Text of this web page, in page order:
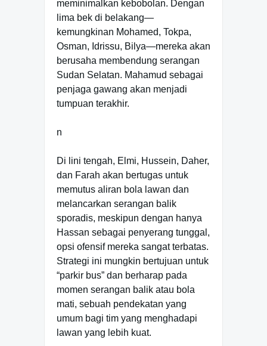
meminimalkan kebobolan. Dengan
lima bek di belakang—
kemungkinan Mohamed, Tokpa,
Osman, Idrissu, Bilya—mereka akan
berusaha membendung serangan
Sudan Selatan. Mahamud sebagai
penjaga gawang akan menjadi
tumpuan terakhir.
n
Di lini tengah, Elmi, Hussein, Daher,
dan Farah akan bertugas untuk
memutus aliran bola lawan dan
melancarkan serangan balik
sporadis, meskipun dengan hanya
Hassan sebagai penyerang tunggal,
opsi ofensif mereka sangat terbatas.
Strategi ini mungkin bertujuan untuk
“parkir bus” dan berharap pada
momen serangan balik atau bola
mati, sebuah pendekatan yang
umum bagi tim yang menghadapi
lawan yang lebih kuat.